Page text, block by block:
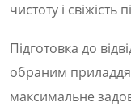
чистоту і свіжість
Підготовка до
обраним
максимальне